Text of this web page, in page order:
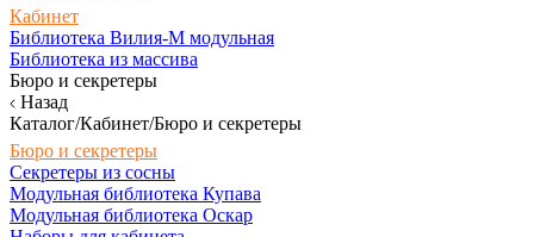
Кабинет
Библиотека Вилия-М модульная
Библиотека из массива
Бюро и секретеры
Назад
Каталог/Кабинет/Бюро и секретеры
Бюро и секретеры
Секретеры из сосны
Модульная библиотека Купава
Модульная библиотека Оскар